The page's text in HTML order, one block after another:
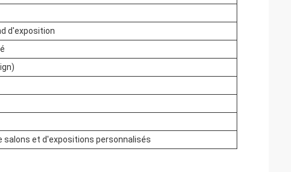
d'exposition
salons et d'expositions personnalisés